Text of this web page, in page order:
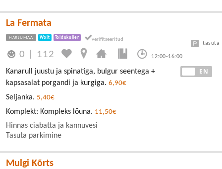
La Fermata
HARJUMAA Wolt Toidukuller
0 112 12:00-16:00
tasuta
EN
Kanarull juustu ja spinatiga, bulgur seentega +
kapsasalat porgandi ja kurgiga. 6,90€
Seljanka. 5,40€
Komplekt: Kompleks lõuna. 11,50€
Hinnas ciabatta ja kannuvesi
Tasuta parkimine
Mulgi Kõrts